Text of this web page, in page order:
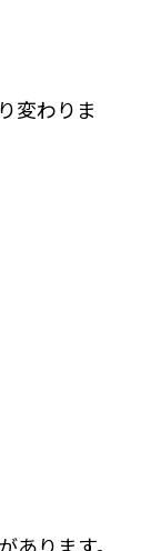
変わりま
あります。